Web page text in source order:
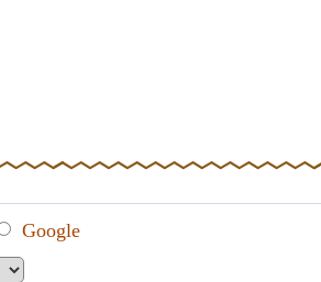
Google